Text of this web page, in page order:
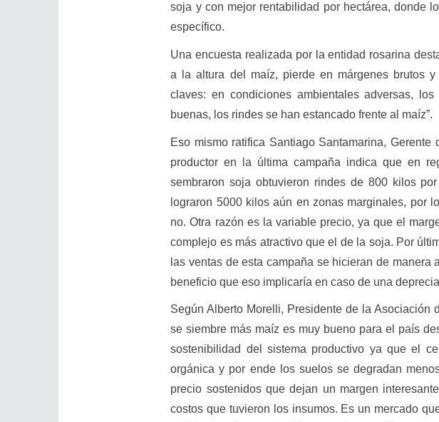
soja y con mejor rentabilidad por hectárea, donde
específico.
Una encuesta realizada por la entidad rosarina
a la altura del maíz, pierde en márgenes brutos
claves: en condiciones ambientales adversas,
buenas, los rindes se han estancado frente al maíz”.
Eso mismo ratifica Santiago Santamarina, Gerente
productor en la última campaña indica que en
sembraron soja obtuvieron rindes de 800 kilos
lograron 5000 kilos aún en zonas marginales, por
no. Otra razón es la variable precio, ya que el
complejo es más atractivo que el de la soja. Por
las ventas de esta campaña se hicieran de
beneficio que eso implicaría en caso de una
Según Alberto Morelli, Presidente de la Asociación
se siembre más maíz es muy bueno para el país
sostenibilidad del sistema productivo ya que el
orgánica y por ende los suelos se degradan
precio sostenidos que dejan un margen
costos que tuvieron los insumos. Es un mercado